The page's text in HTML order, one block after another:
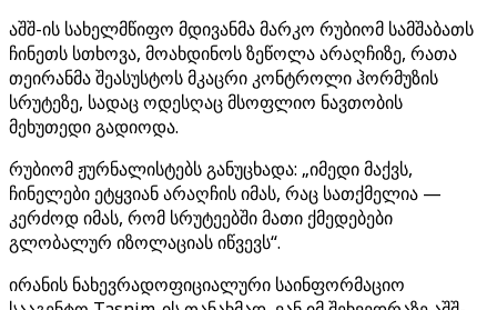
აშშ-ის სახელმწიფო მდივანმა მარკო რუბიომ სამშაბათს
ჩინეთს სთხოვა, მოახდინოს ზეწოლა არაღჩიზე, რათა
თეირანმა შეასუსტოს მკაცრი კონტროლი ჰორმუზის
სრუტეზე, სადაც ოდესღაც მსოფლიო ნავთობის
მეხუთედი გადიოდა.
რუბიომ ჟურნალისტებს განუცხადა: „იმედი მაქვს,
ჩინელები ეტყვიან არაღჩის იმას, რაც სათქმელია —
კერძოდ იმას, რომ სრუტეებში მათი ქმედებები
გლობალურ იზოლაციას იწვევს“.
ირანის ნახევრადოფიციალური საინფორმაციო